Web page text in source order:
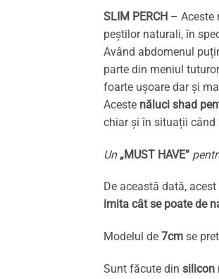
SLIM PERCH – Aceste
peștilor naturali, în
Având abdomenul
parte din meniul
foarte ușoare dar și
Aceste năluci shad
chiar și în situații
Un „MUST HAVE”
De această dată,
imita cât se poate de
Modelul de 7cm se
Sunt făcute din silicon